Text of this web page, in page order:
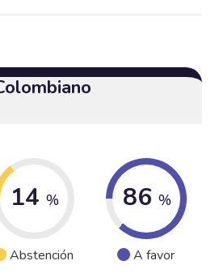
14 %
Abstención
86 %
A favor